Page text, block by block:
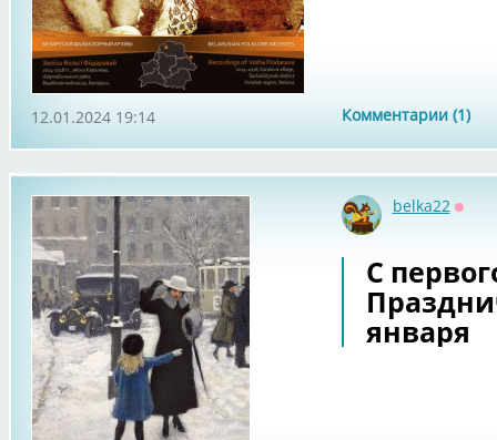
Комментарии (1)
12.01.2024 19:14
belka22
С
января